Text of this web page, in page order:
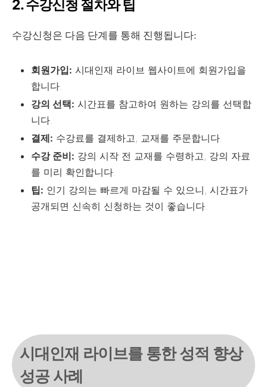
2. 수강신청 절차와 팁
수강신청은 다음 단계를 통해 진행됩니다:
회원가입: 시대인재 라이브 웹사이트에 회원가입을
합니다.
강의 선택: 시간표를 참고하여 원하는 강의를 선택합
니다.
결제: 수강료를 결제하고, 교재를 주문합니다.
수강 준비: 강의 시작 전 교재를 수령하고, 강의 자료
를 미리 확인합니다.
팁: 인기 강의는 빠르게 마감될 수 있으니, 시간표가
공개되면 신속히 신청하는 것이 좋습니다.
시대인재 라이브를 통한 성적 향상
성공 사례